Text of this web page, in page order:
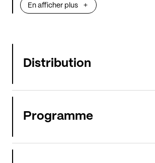
cette musique pleine d’espérance. Est-ce
en raison de la promesse des
profonde humanité,
En afficher plus
Distribution
Programme